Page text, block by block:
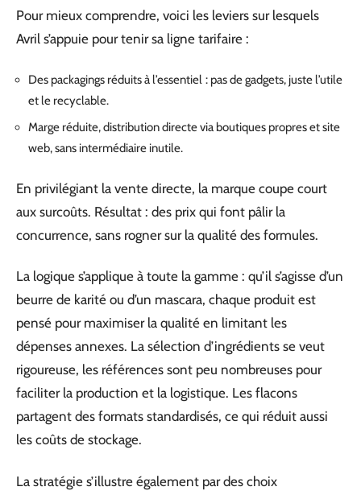
Pour mieux comprendre, voici les leviers sur lesquels
Avril s’appuie pour tenir sa ligne tarifaire :
Des packagings réduits à l’essentiel : pas de gadgets, juste l’utile
et le recyclable.
Marge réduite, distribution directe via boutiques propres et site
web, sans intermédiaire inutile.
En privilégiant la vente directe, la marque coupe court
aux surcoûts. Résultat : des prix qui font pâlir la
concurrence, sans rogner sur la qualité des formules.
La logique s’applique à toute la gamme : qu’il s’agisse d’un
beurre de karité ou d’un mascara, chaque produit est
pensé pour maximiser la qualité en limitant les
dépenses annexes. La sélection d’ingrédients se veut
rigoureuse, les références sont peu nombreuses pour
faciliter la production et la logistique. Les flacons
partagent des formats standardisés, ce qui réduit aussi
les coûts de stockage.
La stratégie s’illustre également par des choix